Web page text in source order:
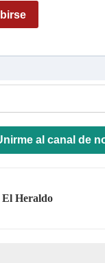
al canal de
El Heraldo